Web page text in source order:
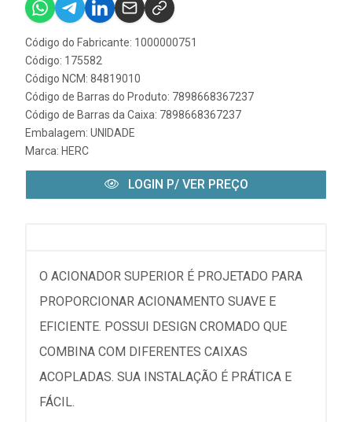
Código do Fabricante: 1000000751
Código: 175582
Código NCM: 84819010
Código de Barras do Produto: 7898668367237
Código de Barras da Caixa: 7898668367237
Embalagem: UNIDADE
Marca: HERC
LOGIN P/ VER PREÇO
O ACIONADOR SUPERIOR É PROJETADO PARA
PROPORCIONAR ACIONAMENTO SUAVE E
EFICIENTE. POSSUI DESIGN CROMADO QUE
COMBINA COM DIFERENTES CAIXAS
ACOPLADAS. SUA INSTALAÇÃO É PRÁTICA E
FÁCIL.